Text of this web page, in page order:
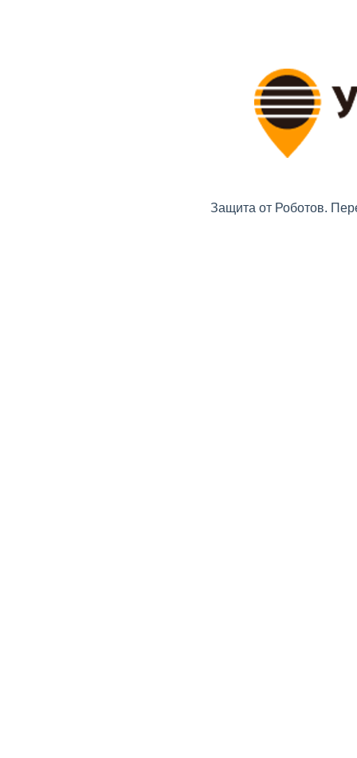
Защита от Роботов.